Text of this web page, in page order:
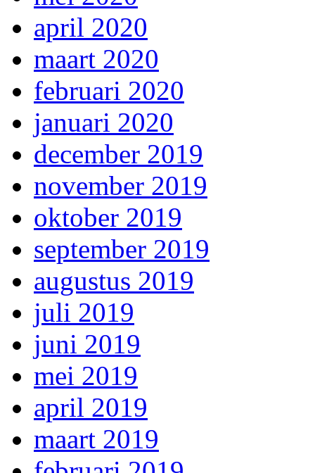
april 2020
maart 2020
februari 2020
januari 2020
december 2019
november 2019
oktober 2019
september 2019
augustus 2019
juli 2019
juni 2019
mei 2019
april 2019
maart 2019